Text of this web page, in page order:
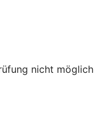
nicht möglich